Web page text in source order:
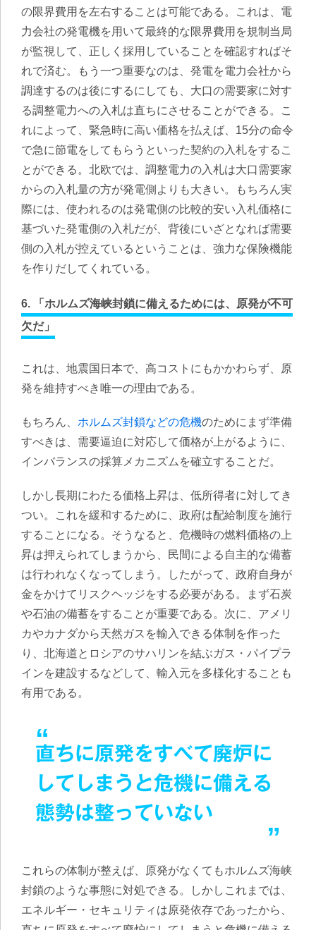
の限界費用を左右することは可能である。これは、電
力会社の発電機を用いて最終的な限界費用を規制当局
が監視して、正しく採用していることを確認すればそ
れで済む。もう一つ重要なのは、発電を電力会社から
調達するのは後にするにしても、大口の需要家に対す
る調整電力への入札は直ちにさせることができる。こ
れによって、緊急時に高い価格を払えば、15分の命令
で急に節電をしてもらうといった契約の入札をするこ
とができる。北欧では、調整電力の入札は大口需要家
からの入札量の方が発電側よりも大きい。もちろん実
際には、使われるのは発電側の比較的安い入札価格に
基づいた発電側の入札だが、背後にいざとなれば需要
側の入札が控えているということは、強力な保険機能
を作りだしてくれている。
6. 「ホルムズ海峡封鎖に備えるためには、原発が不可
欠だ」
これは、地震国日本で、高コストにもかかわらず、原
発を維持すべき唯一の理由である。
もちろん、 ホルムズ封鎖などの危機のためにまず準備
すべきは、需要逼迫に対応して価格が上がるように、
インバランスの採算メカニズムを確立することだ。
しかし長期にわたる価格上昇は、低所得者に対してき
つい。これを緩和するために、政府は配給制度を施行
することになる。そうなると、危機時の燃料価格の上
昇は押えられてしまうから、民間による自主的な備蓄
は行われなくなってしまう。したがって、政府自身が
金をかけてリスクヘッジをする必要がある。まず石炭
や石油の備蓄をすることが重要である。次に、アメリ
カやカナダから天然ガスを輸入できる体制を作った
り、北海道とロシアのサハリンを結ぶガス・パイプラ
インを建設するなどして、輸入元を多様化することも
有用である。
直ちに原発をすべて廃炉に
してしまうと危機に備える
態勢は整っていない
これらの体制が整えば、原発がなくてもホルムズ海峡
封鎖のような事態に対処できる。しかしこれまでは、
エネルギー・セキュリティは原発依存であったから、